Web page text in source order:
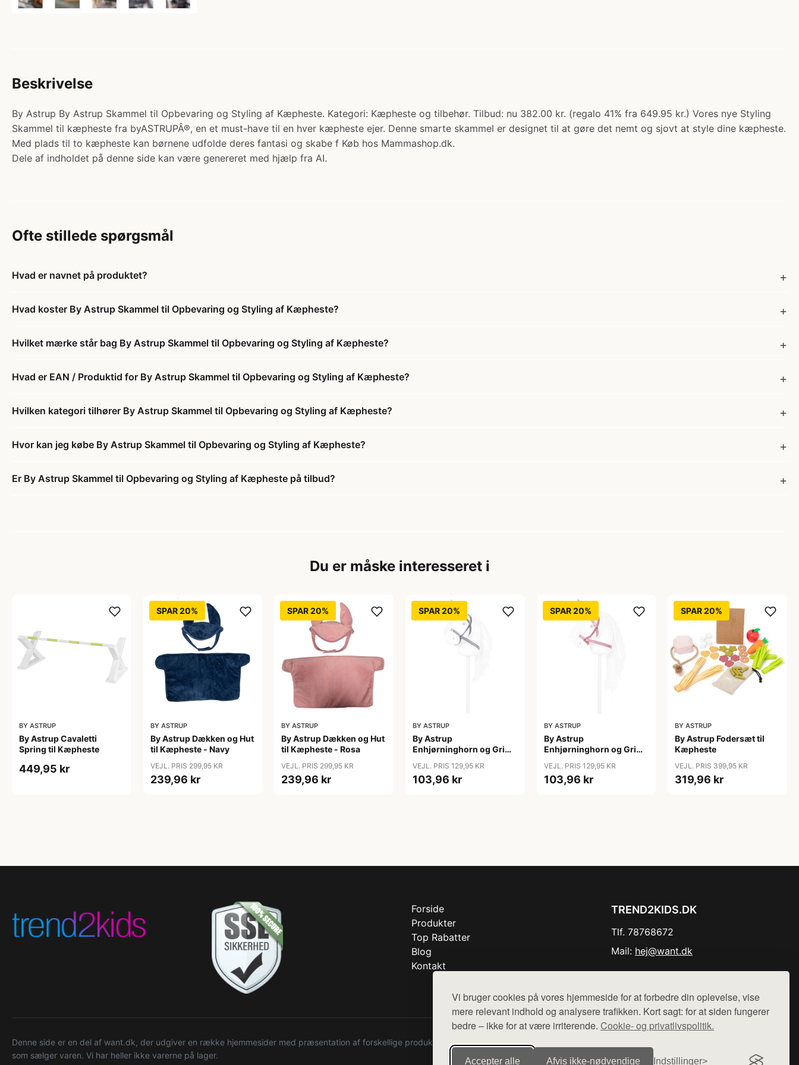
Vi bruger cookies på vores hjemmeside for at forbedre din oplevelse, vise
mere relevant indhold og analysere trafikken. Kort sagt: for at siden fungerer
bedre – ikke for at være irriterende. Cookie- og privatlivspolitik.
Accepter alle Afvis ikke‑nødvendige Indstillinger
Beskrivelse
By Astrup By Astrup Skammel til Opbevaring og Styling af Kæpheste. Kategori: Kæpheste og tilbehør. Tilbud: nu 382.00 kr. (regalo 41% fra 649.95 kr.) Vores nye Styling
Skammel til kæpheste fra byASTRUPÂ®, en et must-have til en hver kæpheste ejer. Denne smarte skammel er designet til at gøre det nemt og sjovt at style dine kæpheste.
Med plads til to kæpheste kan børnene udfolde deres fantasi og skabe f Køb hos Mammashop.dk.
Dele af indholdet på denne side kan være genereret med hjælp fra AI.
Ofte stillede spørgsmål
Hvad er navnet på produktet?
Hvad koster By Astrup Skammel til Opbevaring og Styling af Kæpheste?
Hvilket mærke står bag By Astrup Skammel til Opbevaring og Styling af Kæpheste?
Hvad er EAN / Produktid for By Astrup Skammel til Opbevaring og Styling af Kæpheste?
Hvilken kategori tilhører By Astrup Skammel til Opbevaring og Styling af Kæpheste?
Hvor kan jeg købe By Astrup Skammel til Opbevaring og Styling af Kæpheste?
Er By Astrup Skammel til Opbevaring og Styling af Kæpheste på tilbud?
Du er måske interesseret i
BY ASTRUP
By Astrup Cavaletti
Spring til Kæpheste
449,95 kr
SPAR 20%
BY ASTRUP
By Astrup Dækken og Hut
til Kæpheste - Navy
VEJL. PRIS 299,95 KR
239,96 kr
SPAR 20%
BY ASTRUP
By Astrup Dækken og Hut
til Kæpheste - Rosa
VEJL. PRIS 299,95 KR
239,96 kr
SPAR 20%
BY ASTRUP
By Astrup
Enhjørninghorn og Grime
VEJL. PRIS 129,95 KR
103,96 kr
SPAR 20%
BY ASTRUP
By Astrup
Enhjørninghorn og Grime
VEJL. PRIS 129,95 KR
103,96 kr
SPAR 20%
BY ASTRUP
By Astrup Fodersæt til
Kæpheste
VEJL. PRIS 399,95 KR
319,96 kr
Forside
Produkter
Top Rabatter
Blog
Kontakt
TREND2KIDS.DK
Tlf. 78768672
Mail: hej@want.dk
Denne side er en del af want.dk, der udgiver en række hjemmesider med præsentation af forskellige produkter fra diverse webshops. Der sælges ikke varer fra denne side - vi henviser til de shops,
som sælger varen. Vi har heller ikke varerne på lager.